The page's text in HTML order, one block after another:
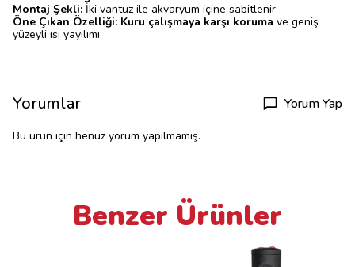
Montaj Şekli: İki vantuz ile akvaryum içine sabitlenir
Öne Çıkan Özelliği: Kuru çalışmaya karşı koruma ve geniş
yüzeyli ısı yayılımı
Yorumlar Yorum Yap
Bu ürün için henüz yorum yapılmamış.
Benzer Ürünler